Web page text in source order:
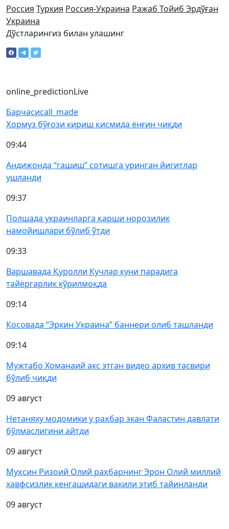
Россия Туркия Россия-Украина Ражаб Тойиб Эрдўған
Украина
Дўстларингиз билан улашинг
online_predictionLive
Барчасиcall_made
Ҳормуз бўғози кириш қисмида ёнғин чиқди
09:44
Андижонда “гашиш” сотишга уринган йигитлар
ушланди
09:37
Полшада украинларга қарши норозилик
намойишлари бўлиб ўтди
09:33
Варшавада Қуролли Кучлар куни парадига
тайёргарлик кўрилмоқда
09:14
Косовада “Эркин Украина” баннери олиб ташланди
09:14
Мужтабо Хоманаий акс этган видео архив тасвири
бўлиб чиқди
09 август
Нетаняху модомики у раҳбар экан Фаластин давлати
бўлмаслигини айтди
09 август
Муҳсин Ризоий Олий раҳбарнинг Эрон Олий миллий
хавфсизлик кенгашидаги вакили этиб тайинланди
09 август